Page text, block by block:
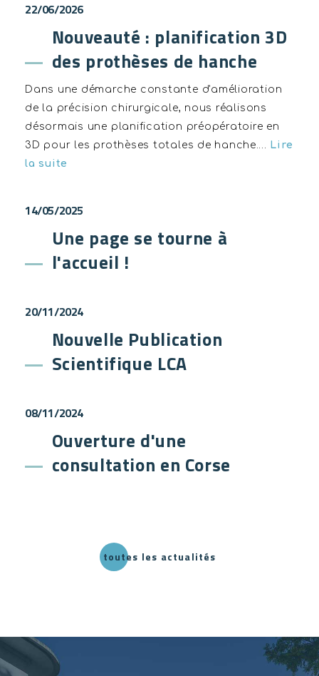
22/06/2026
Nouveauté : planification 3D
des prothèses de hanche
Dans une démarche constante d'amélioration
de la précision chirurgicale, nous réalisons
désormais une planification préopératoire en
3D pour les prothèses totales de hanche.… Lire
la suite
14/05/2025
Une page se tourne à
l'accueil !
20/11/2024
Nouvelle Publication
Scientifique LCA
08/11/2024
Ouverture d'une
consultation en Corse
toutes les actualités